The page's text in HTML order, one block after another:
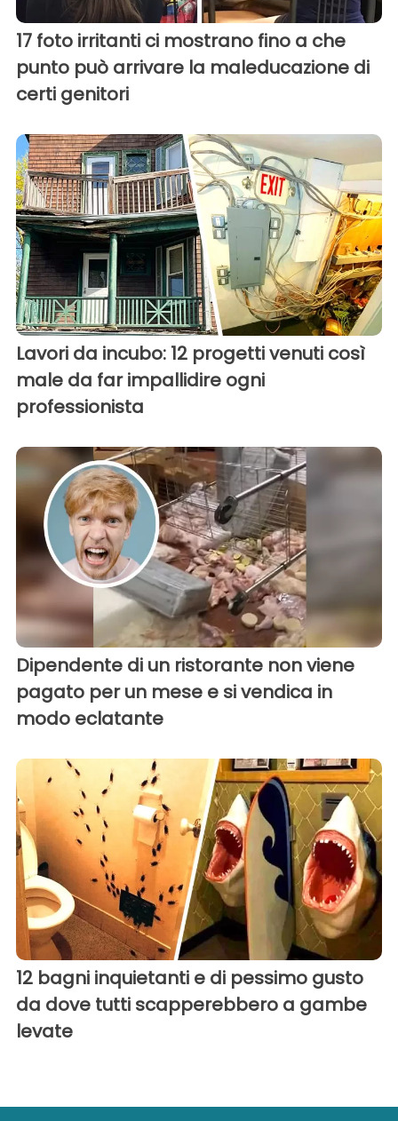
17 foto irritanti ci mostrano fino a che
punto può arrivare la maleducazione di
certi genitori
Lavori da incubo: 12 progetti venuti così
male da far impallidire ogni
professionista
Dipendente di un ristorante non viene
pagato per un mese e si vendica in
modo eclatante
12 bagni inquietanti e di pessimo gusto
da dove tutti scapperebbero a gambe
levate